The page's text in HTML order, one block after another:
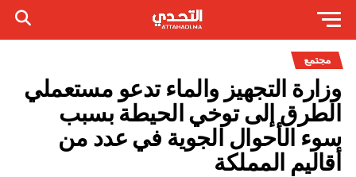
مجتمع
وزارة التجهيز والماء تدعو مستعملي
الطرق إلى توخي الحيطة بسبب
سوء الأحوال الجوية في عدد من
أقاليم المملكة